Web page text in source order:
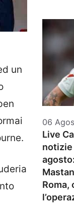
un
06
Live
notizie
Roma,